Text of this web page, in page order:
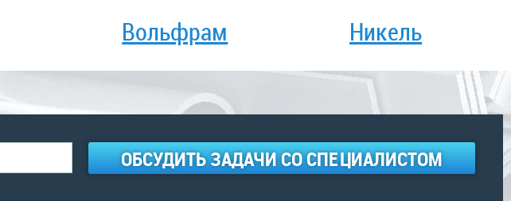
Вольфрам Никель
ОБСУДИТЬ ЗАДАЧИ СО СПЕЦИАЛИСТОМ